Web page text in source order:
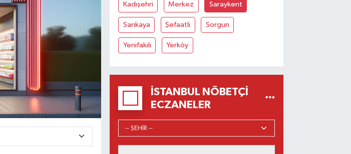
Kadışehri Merkez Saraykent
Sarıkaya Şefaatli Sorgun
Yenifakılı Yerköy
İSTANBUL NÖBETÇI
ECZANELER